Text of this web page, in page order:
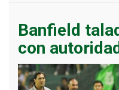
Banfield
con autoridad